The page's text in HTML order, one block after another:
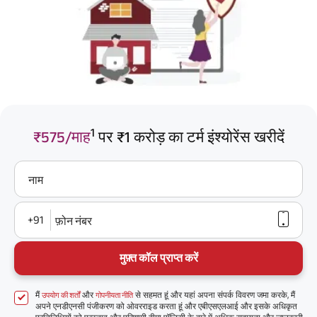
₹575/माह1 पर ₹1 करोड़ का टर्म इंश्योरेंस खरीदें
नाम
+91 फ़ोन नंबर
मुफ़्त कॉल प्राप्त करें
मैंउपयोग की शर्तोंऔरगोपनीयता नीतिसे सहमत हूं और यहां अपना संपर्क विवरण जमा करके, मैं
अपने एनडीएनसी पंजीकरण को ओवरराइड करता हूं और एबीएसएलआई और इसके अधिकृत